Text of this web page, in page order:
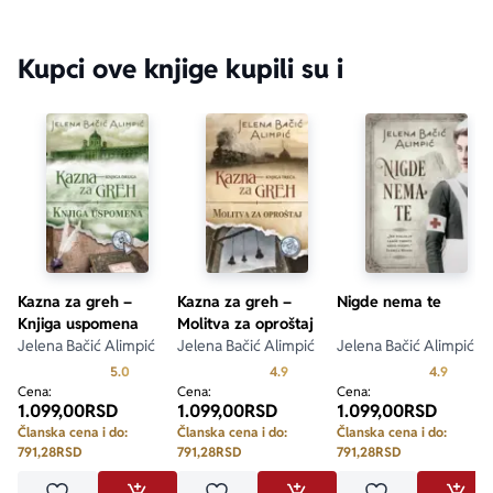
Kupci ove knjige kupili su i
Kazna za greh –
Knjiga uspomena
Jelena Bačić Alimpić
5.0 Prosecna ocena je 5.0 od 5
Cena:
1.099,00RSD
Članska cena i do:
791,28RSD
Kazna za greh –
Molitva za oproštaj
Jelena Bačić Alimpić
4.9Prosecna ocena je 4.9 od 5
Cena:
1.099,00RSD
Članska cena i do:
791,28RSD
Nigde nema te
Jelena Bačić Alimpić
4.9
Cena:
1.099,00RSD
Članska cena i do:
791,28RSD